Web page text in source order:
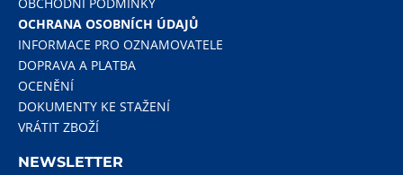
OBCHODNÍ PODMÍNKY
OCHRANA OSOBNÍCH ÚDAJŮ
INFORMACE PRO OZNAMOVATELE
DOPRAVA A PLATBA
OCENĚNÍ
DOKUMENTY KE STAŽENÍ
VRÁTIT ZBOŽÍ
NEWSLETTER